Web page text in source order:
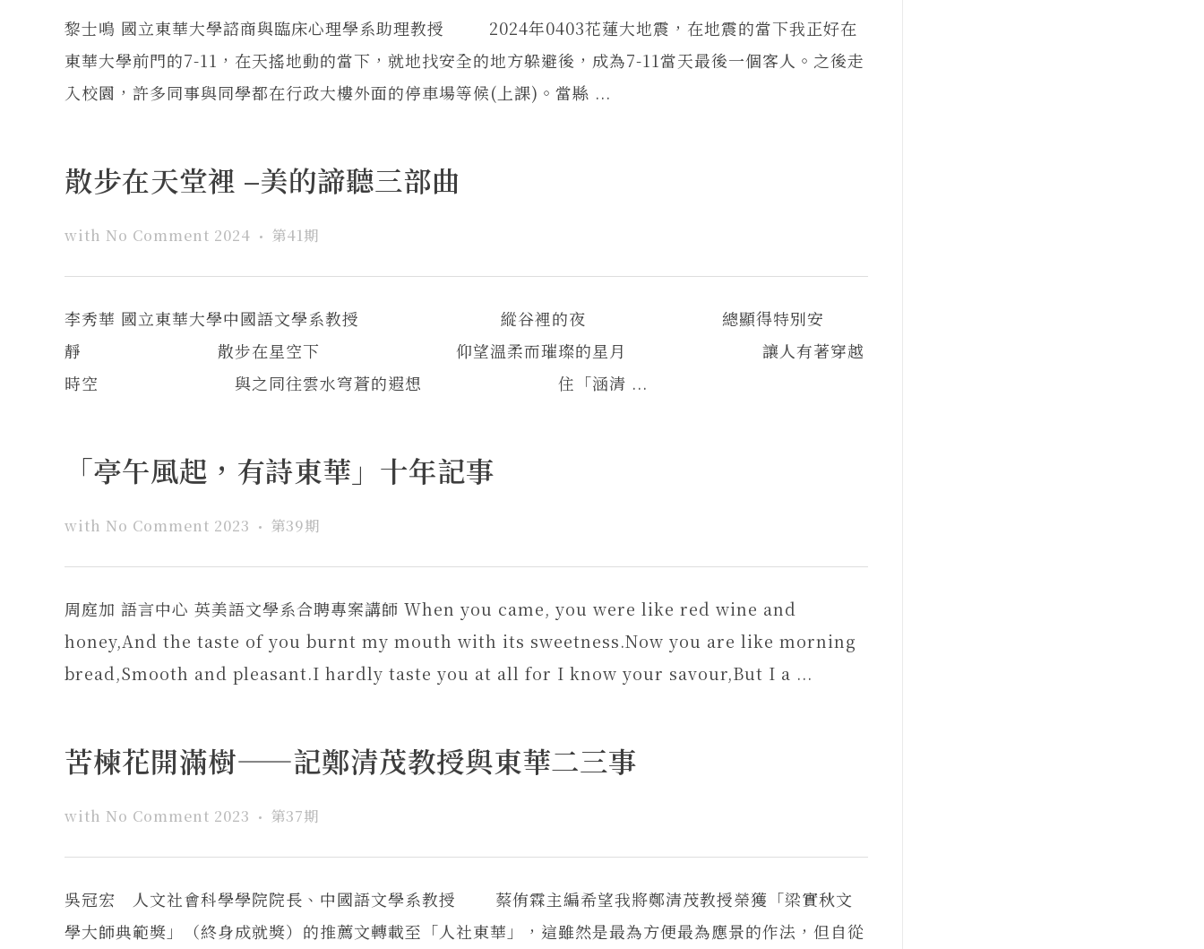
黎士鳴 國立東華大學諮商與臨床心理學系助理教授 2024年0403花蓮大地震，在地震的當下我正好在
東華大學前門的7-11，在天搖地動的當下，就地找安全的地方躲避後，成為7-11當天最後一個客人。之後走
入校園，許多同事與同學都在行政大樓外面的停車場等候(上課)。當縣 ...
散步在天堂裡 –美的諦聽三部曲
with No Comment 2024 第41期
李秀華 國立東華大學中國語文學系教授 縱谷裡的夜 總顯得特別安
靜 散步在星空下 仰望溫柔而璀璨的星月 讓人有著穿越
時空 與之同往雲水穹蒼的遐想 住「涵清 ...
「亭午風起，有詩東華」十年記事
with No Comment 2023 第39期
周庭加 語言中心 英美語文學系合聘專案講師 When you came, you were like red wine and
honey,And the taste of you burnt my mouth with its sweetness.Now you are like morning
bread,Smooth and pleasant.I hardly taste you at all for I know your savour,But I a ...
苦楝花開滿樹——記鄭清茂教授與東華二三事
with No Comment 2023 第37期
吳冠宏 人文社會科學學院院長、中國語文學系教授 蔡侑霖主編希望我將鄭清茂教授榮獲「梁實秋文
學大師典範獎」（終身成就獎）的推薦文轉載至「人社東華」，這雖然是最為方便最為應景的作法，但自從